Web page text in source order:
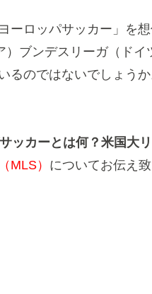
ーロッパサッカー」を
ブンデスリーガ（ド
るのではないでしょう
ッカーとは何？米国大
MLS） についてお伝え致